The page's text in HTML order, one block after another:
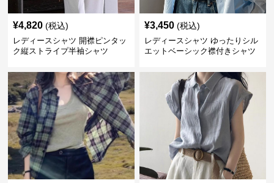
¥4,820 (税込)
レディースシャツ 開襟ピンタッ
ク縦ストライプ半袖シャツ
¥3,450 (税込)
レディースシャツ ゆったりシル
エットベーシック襟付きシャツ